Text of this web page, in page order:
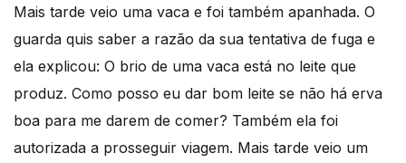
Mais tarde veio uma vaca e foi também apanhada. O
guarda quis saber a razão da sua tentativa de fuga e
ela explicou: O brio de uma vaca está no leite que
produz. Como posso eu dar bom leite se não há erva
boa para me darem de comer? Também ela foi
autorizada a prosseguir viagem. Mais tarde veio um